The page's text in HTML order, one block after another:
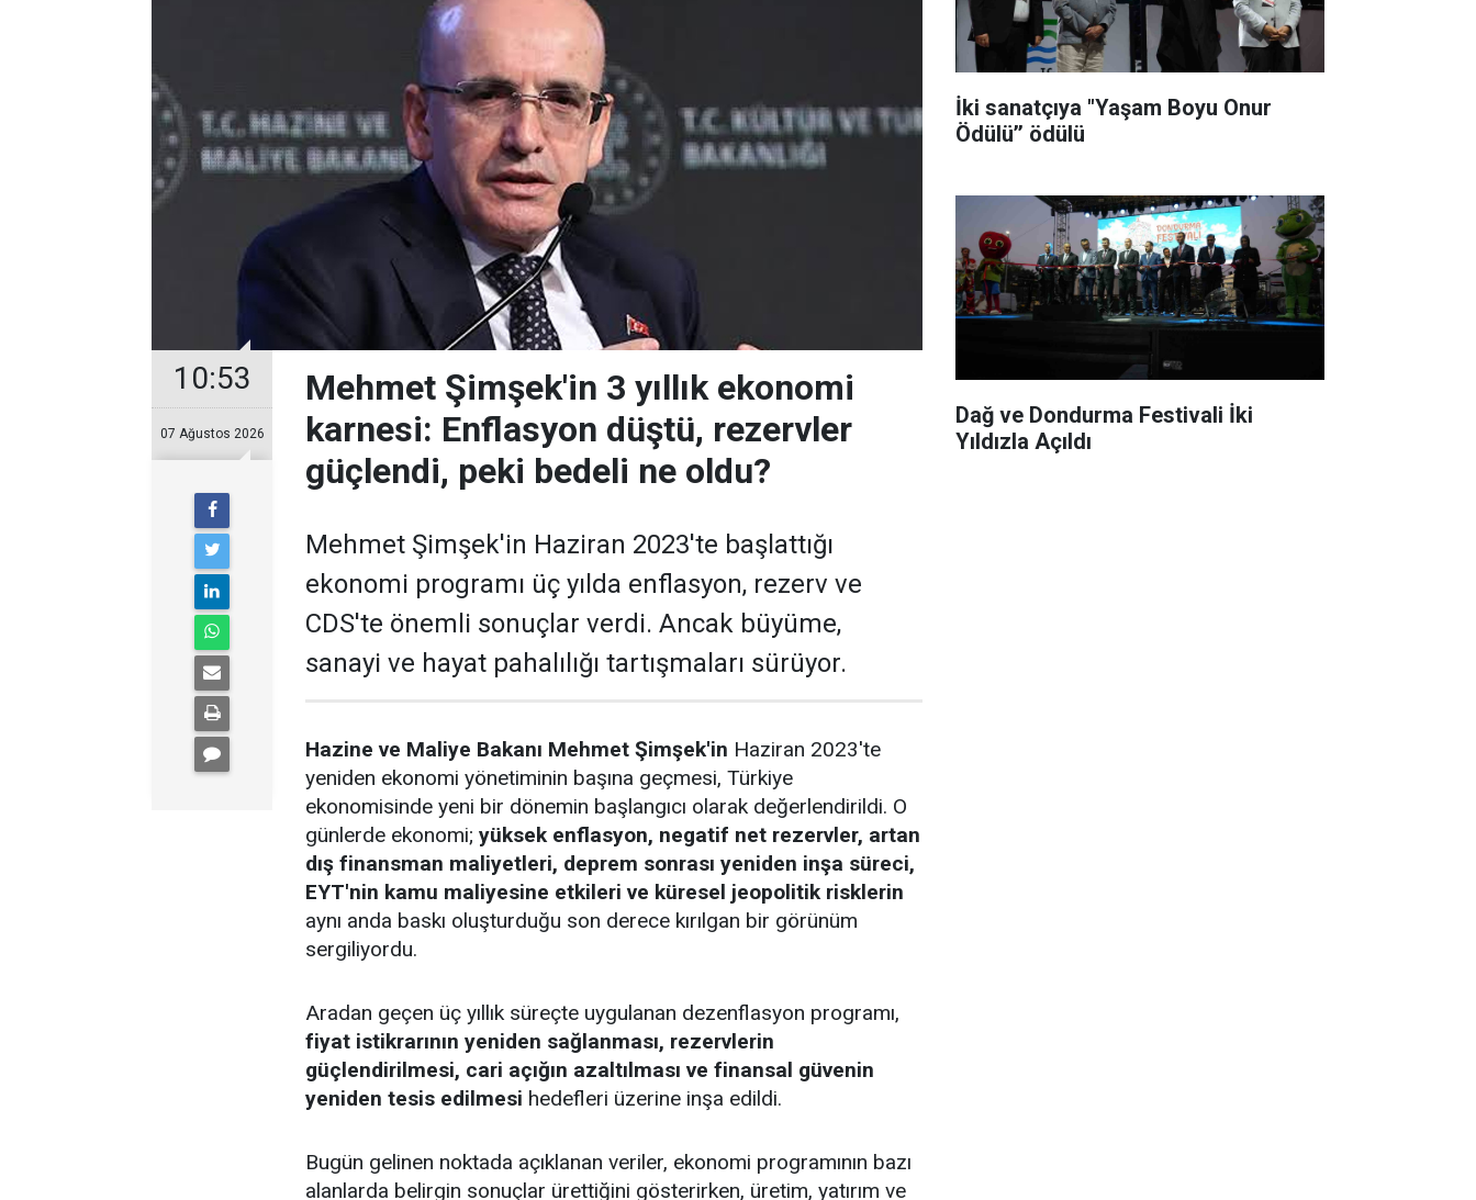
10:53
07 Ağustos 2026
Mehmet Şimşek'in 3 yıllık ekonomi
karnesi: Enflasyon düştü, rezervler
güçlendi, peki bedeli ne oldu?
Mehmet Şimşek'in Haziran 2023'te başlattığı
ekonomi programı üç yılda enflasyon, rezerv ve
CDS'te önemli sonuçlar verdi. Ancak büyüme,
sanayi ve hayat pahalılığı tartışmaları sürüyor.
Hazine ve Maliye Bakanı Mehmet Şimşek'in Haziran 2023'te
yeniden ekonomi yönetiminin başına geçmesi, Türkiye
ekonomisinde yeni bir dönemin başlangıcı olarak değerlendirildi. O
günlerde ekonomi; yüksek enflasyon, negatif net rezervler, artan
dış finansman maliyetleri, deprem sonrası yeniden inşa süreci,
EYT'nin kamu maliyesine etkileri ve küresel jeopolitik risklerin
aynı anda baskı oluşturduğu son derece kırılgan bir görünüm
sergiliyordu.
Aradan geçen üç yıllık süreçte uygulanan dezenflasyon programı,
fiyat istikrarının yeniden sağlanması, rezervlerin
güçlendirilmesi, cari açığın azaltılması ve finansal güvenin
yeniden tesis edilmesi hedefleri üzerine inşa edildi.
Bugün gelinen noktada açıklanan veriler, ekonomi programının bazı
alanlarda belirgin sonuçlar ürettiğini gösterirken, üretim, yatırım ve
İki sanatçıya "Yaşam Boyu Onur
Ödülü’’ ödülü
Dağ ve Dondurma Festivali İki
Yıldızla Açıldı